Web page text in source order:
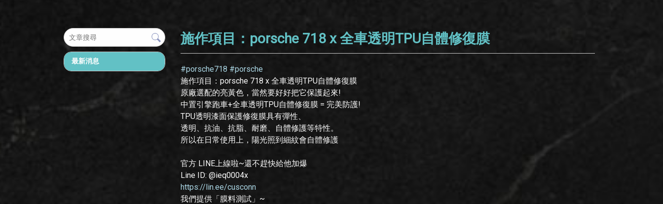
最新消息
施作項目：porsche 718 x 全車透明TPU自體修復膜
#porsche718 #porsche
施作項目：porsche 718 x 全車透明TPU自體修復膜
原廠選配的亮黃色，當然要好好把它保護起來!
中置引擎跑車+全車透明TPU自體修復膜 = 完美防護!
TPU透明漆面保護修復膜具有彈性、
透明、抗油、抗脂、耐磨、自體修護等特性。
所以在日常使用上，陽光照到細紋會自體修護
官方 LINE上線啦~還不趕快給他加爆
Line ID: @ieq0004x
https://lin.ee/cusconn
我們提供「膜料測試」~